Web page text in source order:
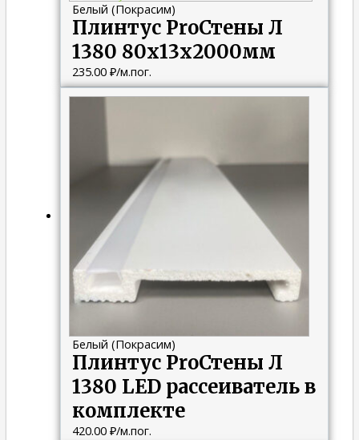
Белый (Покрасим)
Плинтус ProСтены Л
1380 80x13x2000мм
235.00 ₽/м.пог.
Белый (Покрасим)
Плинтус ProСтены Л
1380 LED рассеиватель в
комплекте
420.00 ₽/м.пог.